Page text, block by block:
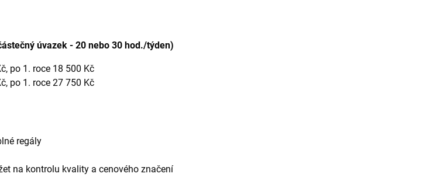
úvazek - 20 nebo 30 hod./týden)
po 1. roce 18 500 Kč
po 1. roce 27 750 Kč
regály
na kontrolu kvality a cenového značení